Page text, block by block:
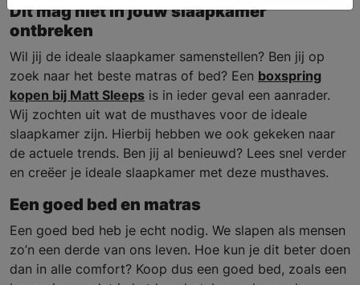
Dit mag niet in jouw slaapkamer
ontbreken
Wil jij de ideale slaapkamer samenstellen? Ben jij op
zoek naar het beste matras of bed? Een boxspring
kopen bij Matt Sleeps is in ieder geval een aanrader.
Wij zochten uit wat de musthaves voor de ideale
slaapkamer zijn. Hierbij hebben we ook gekeken naar
de actuele trends. Ben jij al benieuwd? Lees snel verder
en creëer je ideale slaapkamer met deze musthaves.
Een goed bed en matras
Een goed bed heb je echt nodig. We slapen als mensen
zo’n een derde van ons leven. Hoe kun je dit beter doen
dan in alle comfort? Koop dus een goed bed, zoals een